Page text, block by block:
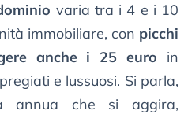
varia tra i 4 e i 10
immobiliare, con picchi
anche i 25 euro in
e lussuosi. Si parla,
annua che si aggira,